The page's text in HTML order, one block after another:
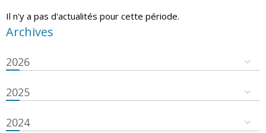
Il n'y a pas d'actualités pour cette période.
Archives
2026
2025
2024